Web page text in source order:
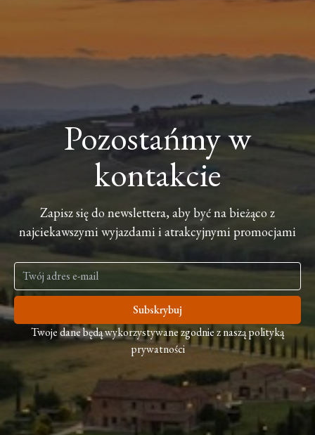
Pozostańmy w
kontakcie
Zapisz się do newslettera, aby być na bieżąco z
najciekawszymi wyjazdami i atrakcyjnymi promocjami
Subskrybuj
Twoje dane będą wykorzystywane zgodnie z naszą polityką
prywatności